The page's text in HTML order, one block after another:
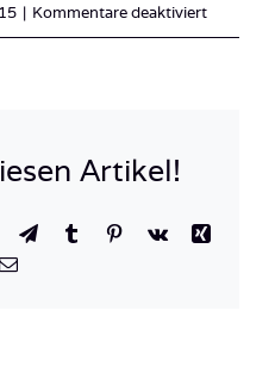
| Kommentare deaktiviertfür
Artikel!
TelegramTumblrPinterest
Vk
Xing
E-